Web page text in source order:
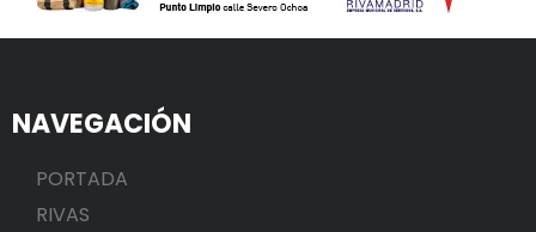
NAVEGACIÓN
PORTADA
RIVAS